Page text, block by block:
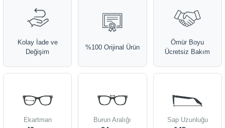
Kolay İade ve
Değişim
%100 Orijinal Ürün
Ömür Boyu
Ücretsiz Bakım
Ekartman Burun Aralığı Sap Uzunluğu